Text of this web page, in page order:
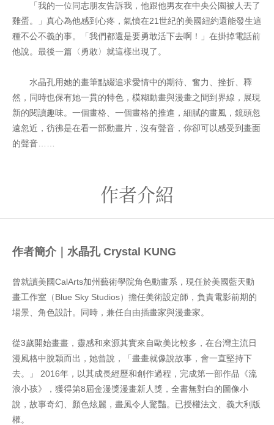
「我的一位同志朋友告訴我，他跟他男友在中央公園被人丟了
雞蛋。」真心為他感到心疼，氣憤在21世紀的美國紐約還能發生這
種不公不義的事。「我們都還是要勇敢活下去啊！」在掛掉電話前
他說。最後一篇〈勇敢〉就這樣出現了。
水晶孔用她的畫筆點綴追求愛情中的期待、奮力、挫折、釋
然，同時也保有她一貫的特色，模糊動畫與漫畫之間到界線，展現
新的閱讀趣味。一個畫格、一個畫格的推進，細膩的畫風，鏡頭忽
遠忽近，彷彿是在看一部動畫片，沒有聲音，你卻可以感受到畫面
的聲音……
作者介紹
作者簡介｜水晶孔Crystal KUNG
曾就讀美國CalArts加州藝術學院角色動畫系，現任於美國藍天動
畫工作室（Blue Sky Studios）擔任美術設定師，負責電影前期的
場景、角色設計。同時，兼任自由插畫家與漫畫家。
從3歲開始畫畫，靈感和來源其實來自歐美比較多，在台灣主流日
漫風格中脫穎而出，她曾說，「畫畫就像說故事，會一直堅持下
去。」 2016年，以其成長經歷和創作過程，完成第一部作品《流
浪小孩》，獲得第8屆金漫獎漫畫新人獎，全書無對白的圖像小
說，故事奇幻、顏色炫麗，畫風令人驚豔。已授權法文、義大利版
權。